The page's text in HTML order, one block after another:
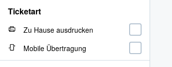
Ticketart
Zu Hause ausdrucken
Mobile Übertragung